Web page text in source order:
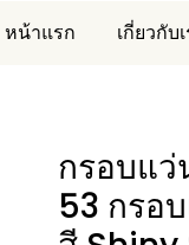
หน้าแรก เกี่ยวกับ
กรอบแว่
53 กรอ